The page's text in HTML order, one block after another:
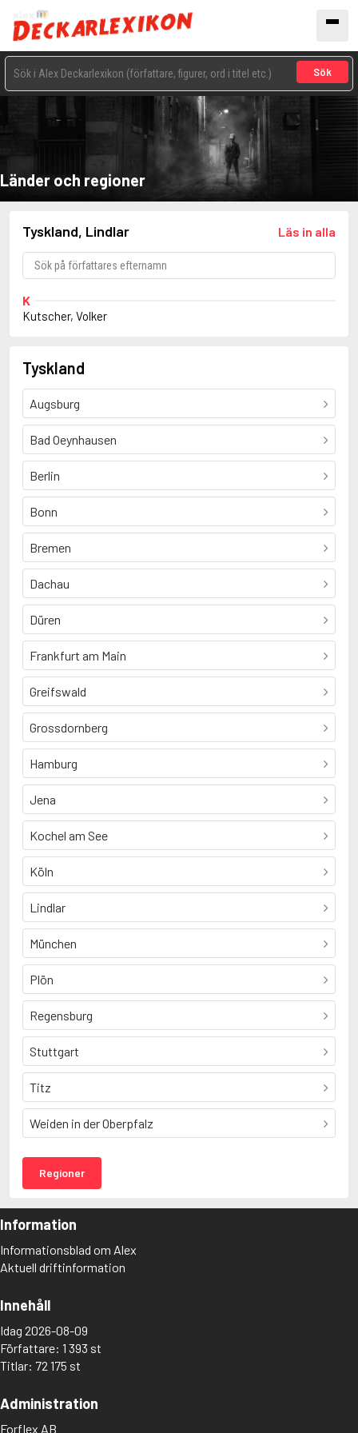
Sök
Länder och regioner
Tyskland, Lindlar Läs in alla
K
Kutscher, Volker
Tyskland
Augsburg
Bad Oeynhausen
Berlin
Bonn
Bremen
Dachau
Düren
Frankfurt am Main
Greifswald
Grossdornberg
Hamburg
Jena
Kochel am See
Köln
Lindlar
München
Plön
Regensburg
Stuttgart
Titz
Weiden in der Oberpfalz
Regioner
Information
Informationsblad om Alex
Aktuell driftinformation
Innehåll
Idag 2026-08-09
Författare: 1 393 st
Titlar: 72 175 st
Administration
Forflex AB